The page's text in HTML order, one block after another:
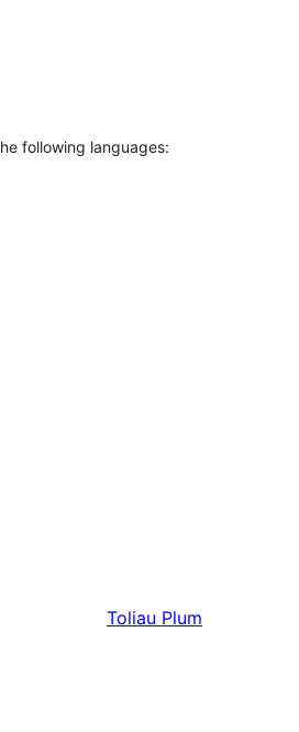
following languages:
Toliau Plum